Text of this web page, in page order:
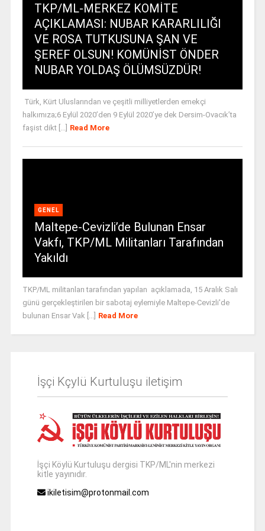
TKP/ML-MERKEZ KOMİTE
AÇIKLAMASI: NUBAR KARARLILIĞI
VE ROSA TUTKUSUNA ŞAN VE
ŞEREF OLSUN! KOMÜNİST ÖNDER
NUBAR YOLDAŞ ÖLÜMSÜZDÜR!
Türk, Kürt Uluslarından ve çeşitli milliyetlerden emekçi
halkımıza;6 Eylül 2020’den 9 Eylül 2020’ye dek Dersim-Ovacık’ta
faşist dikt [...]
Read More
GENEL
Maltepe-Cevizli’de Bulunan Ensar
Vakfı, TKP/ML Militanları Tarafından
Yakıldı
TKP/ML militanları tarafından yapılan açıklamada, 15 Aralık Salı
günü gerçekleştirilen bir sabotaj eylemiyle Maltepe-Cevizli'de
bulunan Ensar Vak [...]
Read More
İşçi Kçylü Kurtuluşu iletişim
İşçi Köylü Kurtuluşu dergisi TKP/ML'nin merkezi
kitle yayınıdır.
ikiletisim@protonmail.com